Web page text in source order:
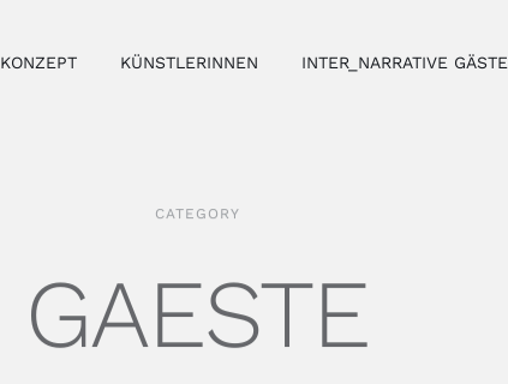
KONZEPT KÜNSTLERINNEN INTER_NARRATIVE GÄSTE
CATEGORY
GAESTE